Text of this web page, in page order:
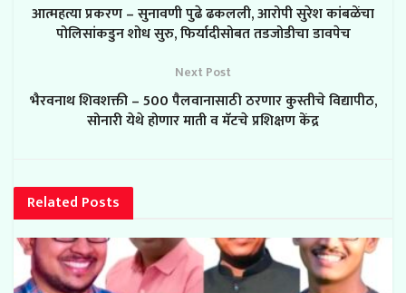
आत्महत्या प्रकरण – सुनावणी पुढे ढकलली, आरोपी सुरेश कांबळेंचा
पोलिसांकडुन शोध सुरु, फिर्यादीसोबत तडजोडीचा डावपेच
Next Post
भैरवनाथ शिवशक्ती – 500 पैलवानासाठी ठरणार कुस्तीचे विद्यापीठ,
सोनारी येथे होणार माती व मॅटचे प्रशिक्षण केंद्र
Related Posts